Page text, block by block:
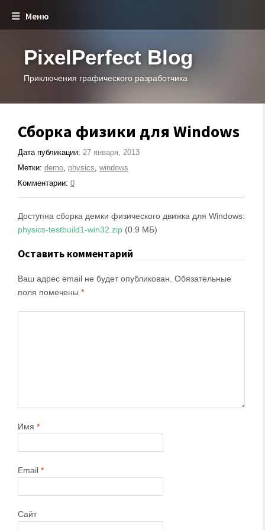
Меню
PixelPerfect Blog
Приключения графического разработчика
Сборка физики для Windows
Дата публикации: 27 января, 2013
Метки: demo, physics, windows
Комментарии: 0
Доступна сборка демки физического движка для Windows:
physics-testbuild1-win32.zip (0.9 МБ)
Оставить комментарий
Ваш адрес email не будет опубликован. Обязательные
поля помечены *
Имя *
Email *
Сайт